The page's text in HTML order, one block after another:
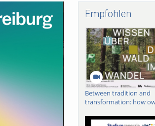
Empfohlen
Between tradition and
transformation: how